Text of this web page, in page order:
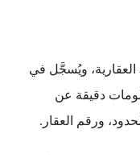
العقارية، ويُسجَّل في
دقيقة عن
ورقم العقار.